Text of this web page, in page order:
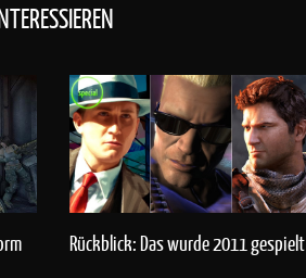
Rückblick: Das wurde 2011 gespielt